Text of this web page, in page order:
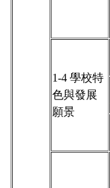
1-4 學校特
色與發展
願景